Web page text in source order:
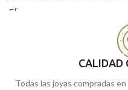
forma, que va acompañada por
detalle. Pieza en elegante
CALIDAD
Todas las joyas compradas